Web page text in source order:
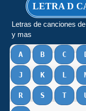
LETRA D
Letras de canciones
y mas
A B C
J K L
R S T